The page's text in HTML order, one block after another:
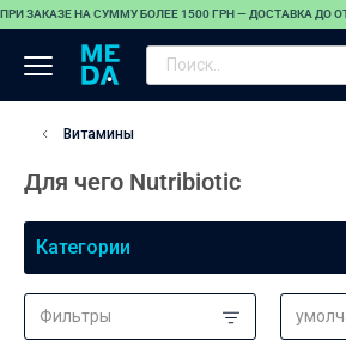
ПРИ ЗАКАЗЕ НА СУММУ БОЛЕЕ 1500 ГРН — ДОСТАВКА ДО
Витамины
Для чего Nutribiotic
Категории
Фильтры